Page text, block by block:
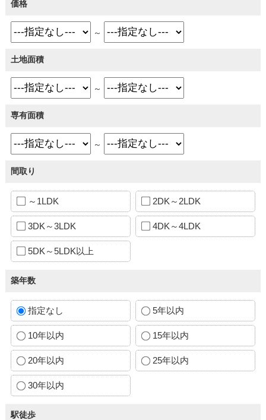
価格
～
土地面積
～
専有面積
～
間取り
～1LDK 2DK～2LDK
3DK～3LDK 4DK～4LDK
5DK～5LDK以上
築年数
指定なし 5年以内
10年以内 15年以内
20年以内 25年以内
30年以内
駅徒歩